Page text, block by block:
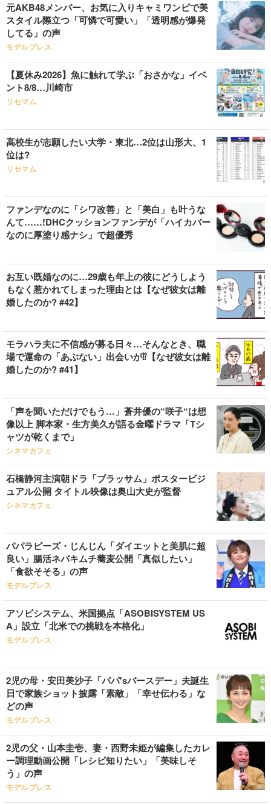
元AKB48メンバー、お気に入りキャミワンピで美
スタイル際立つ「可憐で可愛い」「透明感が爆発
してる」の声
モデルプレス
【夏休み2026】魚に触れて学ぶ「おさかな」イベ
ント8/8…川崎市
リセマム
高校生が志願したい大学・東北…2位は山形大、1
位は?
リセマム
ファンデなのに「シワ改善」と「美白」も叶うな
んて……!DHCクッションファンデが「ハイカバー
なのに厚塗り感ナシ」で超優秀
お互い既婚なのに…29歳も年上の彼にどうしよう
もなく惹かれてしまった理由とは【なぜ彼女は離
婚したのか? #42】
モラハラ夫に不信感が募る日々…そんなとき、職
場で運命の「あぶない」出会いが⁉【なぜ彼女は離
婚したのか? #41】
「声を聞いただけでもう…」蒼井優の“咲子“は想
像以上 脚本家・生方美久が語る金曜ドラマ「Tシ
ャツが乾くまで」
シネマカフェ
石橋静河主演朝ドラ「ブラッサム」ポスタービジ
ュアル公開 タイトル映像は奥山大史が監督
シネマカフェ
パパラピーズ・じんじん「ダイエットと美肌に超
良い」腸活ネバキムチ蕎麦公開「真似したい」
「食欲そそる」の声
モデルプレス
アソビシステム、米国拠点「ASOBISYSTEM US
A」設立「北米での挑戦を本格化」
モデルプレス
2児の母・安田美沙子「パパ'sバースデー」夫誕生
日で家族ショット披露「素敵」「幸せ伝わる」な
どの声
モデルプレス
2児の父・山本圭壱、妻・西野未姫が編集したカレ
ー調理動画公開「レシピ知りたい」「美味しそ
う」の声
モデルプレス